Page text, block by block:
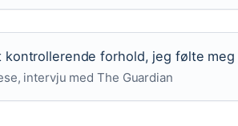
kontrollerende forhold, jeg følte
intervju med The Guardian